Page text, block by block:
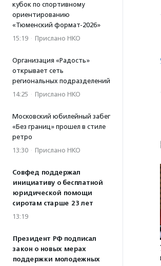
кубок по спортивному
ориентированию
«Тюменский формат-2026»
15:19 · Прислано НКО
Организация «Радость»
открывает сеть
региональных подразделений
14:25 · Прислано НКО
Московский юбилейный забег
«Без границ» прошел в стиле
ретро
13:30 · Прислано НКО
Совфед поддержал
инициативу о бесплатной
юридической помощи
сиротам старше 23 лет
13:19
Президент РФ подписал
закон о новых мерах
поддержки молодежных